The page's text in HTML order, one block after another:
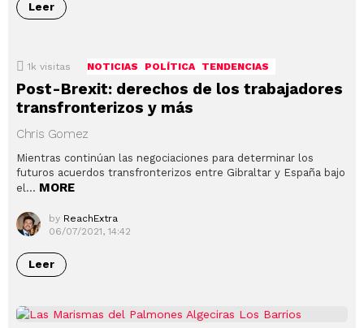
Leer
1k visitas NOTICIAS POLÍTICA TENDENCIAS
Post-Brexit: derechos de los trabajadores
transfronterizos y más
Chris Gomez
Mientras continúan las negociaciones para determinar los
futuros acuerdos transfronterizos entre Gibraltar y España bajo
el… MORE
by ReachExtra
06/07/2021, 14:42
Leer